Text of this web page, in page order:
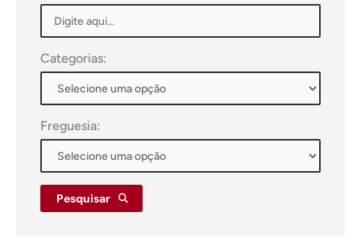
Categorias:
Freguesia:
Pesquisar